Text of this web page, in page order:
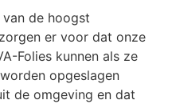
de hoogst
er voor dat onze
Folies kunnen als ze
opgeslagen
de omgeving en dat